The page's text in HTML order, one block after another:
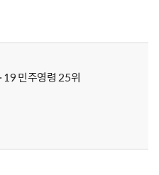
민주영령 25위